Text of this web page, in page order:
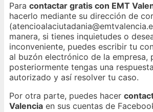
Para contactar gratis con EMT
hacerlo mediante su dirección de
manera, si tienes inquietudes o
inconveniente, puedes escribir tu
al buzón electrónico de la empresa,
posteriormente tengas una
autorizado y así resolver tu caso.
Por otra parte, puedes hacer
Valencia en sus cuentas de